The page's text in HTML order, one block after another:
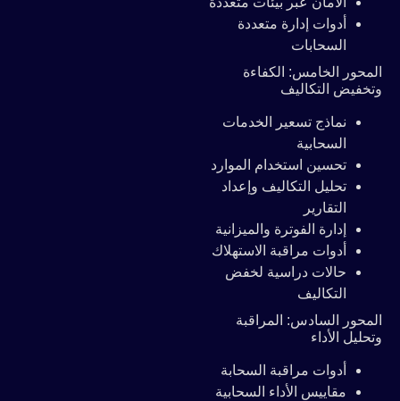
أدوات إدارة متعددة
السحابات
المحور الخامس: الكفاءة
وتخفيض التكاليف
نماذج تسعير الخدمات
السحابية
تحسين استخدام الموارد
تحليل التكاليف وإعداد
التقارير
إدارة الفوترة والميزانية
أدوات مراقبة الاستهلاك
حالات دراسية لخفض
التكاليف
المحور السادس: المراقبة
وتحليل الأداء
أدوات مراقبة السحابة
مقاييس الأداء السحابية